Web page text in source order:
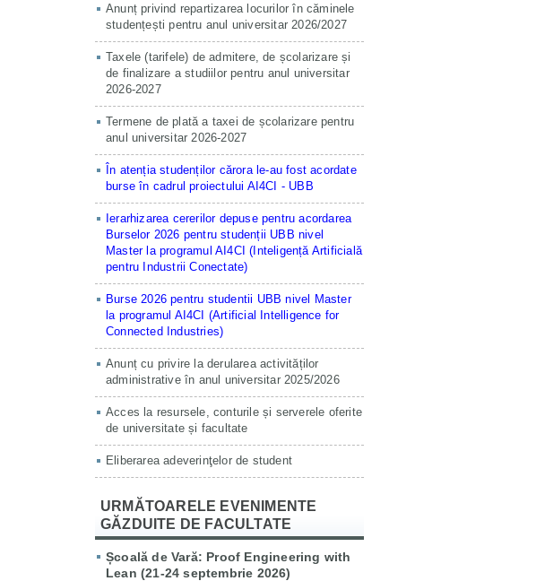
Anunț privind repartizarea locurilor în căminele
studențești pentru anul universitar 2026/2027
Taxele (tarifele) de admitere, de școlarizare și
de finalizare a studiilor pentru anul universitar
2026-2027
Termene de plată a taxei de școlarizare pentru
anul universitar 2026-2027
În atenția studenților cărora le-au fost acordate
burse în cadrul proiectului AI4CI - UBB
Ierarhizarea cererilor depuse pentru acordarea
Burselor 2026 pentru studenții UBB nivel
Master la programul AI4CI (Inteligență Artificială
pentru Industrii Conectate)
Burse 2026 pentru studentii UBB nivel Master
la programul AI4CI (Artificial Intelligence for
Connected Industries)
Anunț cu privire la derularea activităților
administrative în anul universitar 2025/2026
Acces la resursele, conturile și serverele oferite
de universitate și facultate
Eliberarea adeverinţelor de student
URMĂTOARELE EVENIMENTE
GĂZDUITE DE FACULTATE
Școală de Vară: Proof Engineering with
Lean (21-24 septembrie 2026)